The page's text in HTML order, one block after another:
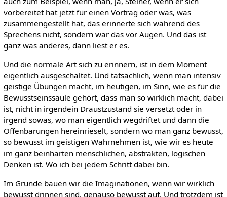
vorbereitet hat jetzt für einen Vortrag oder was, was
zusammengestellt hat, das erinnerte sich während des
Sprechens nicht, sondern war das vor Augen. Und das ist
ganz was anderes, dann liest er es.
Und die normale Art sich zu erinnern, ist in dem Moment
eigentlich ausgeschaltet. Und tatsächlich, wenn man intensiv
geistige Übungen macht, im heutigen, im Sinn, wie es für die
Bewusstseinssäule gehört, dass man so wirklich macht, dabei
ist, nicht in irgendein Draustzustand sie versetzt oder in
irgend sowas, wo man eigentlich wegdriftet und dann die
Offenbarungen hereinrieselt, sondern wo man ganz bewusst,
so bewusst im geistigen Wahrnehmen ist, wie wir es heute
im ganz beinharten menschlichen, abstrakten, logischen
Denken ist. Wo ich bei jedem Schritt dabei bin.
Im Grunde bauen wir die Imaginationen, wenn wir wirklich
bewusst drinnen sind, genauso bewusst auf. Und trotzdem ist